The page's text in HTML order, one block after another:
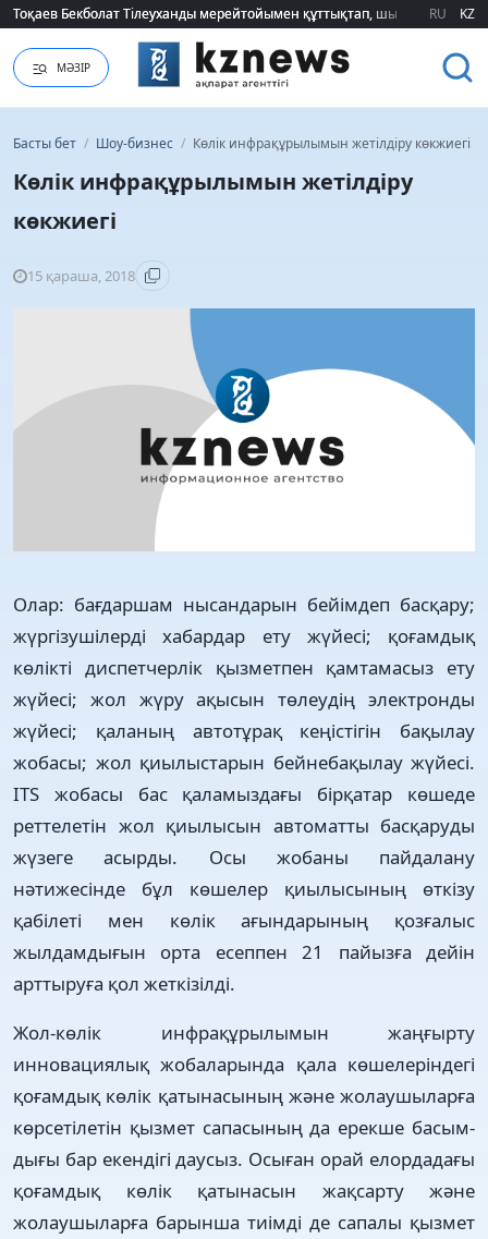
Тоқаев Бекболат Тілеуханды мерейтойымен құттықтап, шығармашылық
Тоқаев Бекболат Тілеуханды мерейтойымен құттықтап, шығармашылық
RU KZ
МӘЗІР
Басты бет / Шоу-бизнес / Көлік инфрақұрылымын жетілдіру көкжиегі
Көлік инфрақұрылымын жетілдіру
көкжиегі
15 қараша, 2018
Олар: бағдаршам нысандарын бейім­деп басқару;
жүргізушілерді хабар­дар ету жүйесі; қоғамдық
көлікті дис­пет­черлік қызметпен қамтамасыз ету
жүйесі; жол жүру ақысын төлеудің элект­ронды
жүйесі; қаланың автотұрақ кеңістігін бақылау
жобасы; жол қиылыс­тарын бейнебақылау жүйесі.
ITS жобасы бас қаламыздағы бірқатар көшеде
реттелетін жол қиылысын автоматты басқаруды
жүзеге асырды. Осы жобаны пайдалану
нәтижесінде бұл көшелер қиылысының өткізу
қабілеті мен көлік ағындарының қозғалыс
жылдамдығын орта есеппен 21 пайызға дейін
арттыруға қол жеткізілді.
Жол-көлік инфрақұрылымын жаң­ғыр­ту
инновациялық жобаларында қала көшелеріндегі
қоғамдық көлік қаты­насының және жолаушыларға
көрсе­тіле­тін қызмет сапасының да ерекше басым­
дығы бар екендігі даусыз. Осыған орай елордадағы
қоғамдық көлік қатынасын жақсарту және
жолаушыларға барынша тиімді де сапалы қызмет